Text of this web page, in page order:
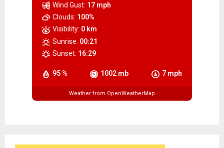
95 % 1002 mb 7 mph
Wind Gust: 17 mph
Clouds: 100%
Visibility: 0 km
Sunrise: 00:21
Sunset: 16:29
Weather from OpenWeatherMap